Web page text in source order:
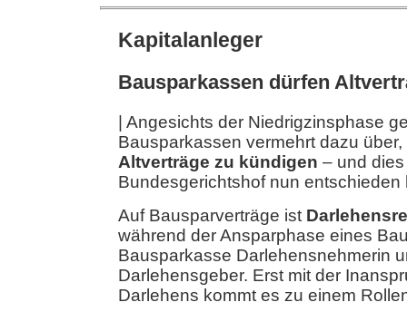
Kapitalanleger
Bausparkassen dürfen
| Angesichts der Niedrigzinsphase
Bausparkassen vermehrt dazu über,
Altverträge zu kündigen – und
Bundesgerichtshof nun entschieden
Auf Bausparverträge ist
während der Ansparphase eines
Bausparkasse Darlehensnehmerin
Darlehensgeber. Erst mit der
Darlehens kommt es zu einem